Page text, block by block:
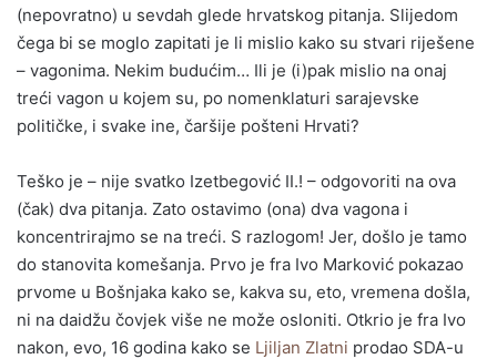
(nepovratno) u sevdah glede hrvatskog pitanja. Slijedom
čega bi se moglo zapitati je li mislio kako su stvari riješene
– vagonima. Nekim budućim… Ili je (i)pak mislio na onaj
treći vagon u kojem su, po nomenklaturi sarajevske
političke, i svake ine, čaršije pošteni Hrvati?
Teško je – nije svatko Izetbegović II.! – odgovoriti na ova
(čak) dva pitanja. Zato ostavimo (ona) dva vagona i
koncentrirajmo se na treći. S razlogom! Jer, došlo je tamo
do stanovita komešanja. Prvo je fra Ivo Marković pokazao
prvome u Bošnjaka kako se, kakva su, eto, vremena došla,
ni na daidžu čovjek više ne može osloniti. Otkrio je fra Ivo
nakon, evo, 16 godina kako se Ljiljan Zlatni prodao SDA-u